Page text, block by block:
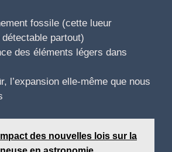
fossile (cette lueur
partout)
des éléments légers dans
l’expansion elle-même que nous
des nouvelles lois sur la